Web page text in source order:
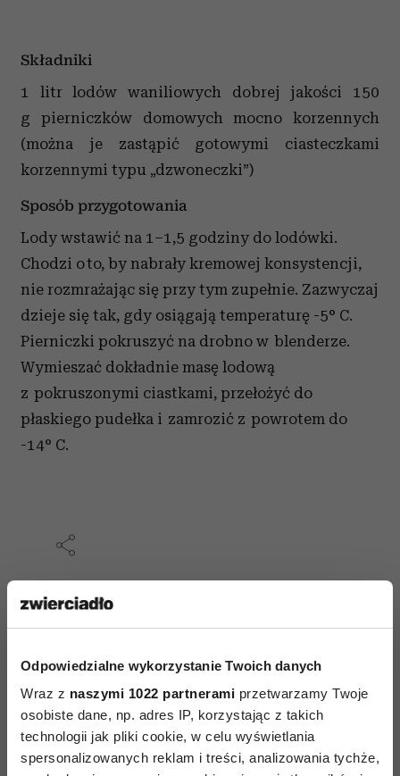
Odpowiedzialne wykorzystanie Twoich danych
Wraz z naszymi 1022 partnerami przetwarzamy Twoje
osobiste dane, np. adres IP, korzystając z takich
technologii jak pliki cookie, w celu wyświetlania
spersonalizowanych reklam i treści, analizowania tychże,
Składniki
1 litr lodów waniliowych dobrej jakości 150
g pierniczków domowych mocno korzennych
(można je zastąpić gotowymi ciasteczkami
korzennymi typu „dzwoneczki”)
Sposób przygotowania
Lody wstawić na 1–1,5 godziny do lodówki.
Chodzi o to, by nabrały kremowej konsystencji,
nie rozmrażając się przy tym zupełnie. Zazwyczaj
dzieje się tak, gdy osiągają temperaturę -5° C.
Pierniczki pokruszyć na drobno w blenderze.
Wymieszać dokładnie masę lodową
z pokruszonymi ciastkami, przełożyć do
płaskiego pudełka i zamrozić z powrotem do
-14° C.